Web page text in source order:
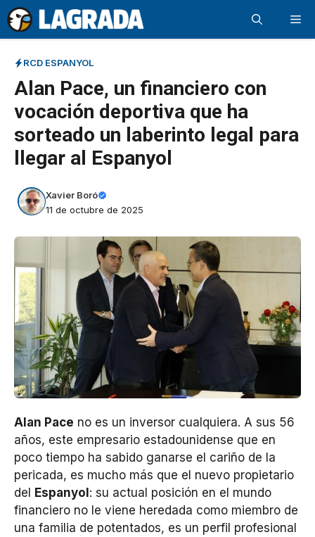
Saltar
al
contenido
RCD ESPANYOL
Alan Pace, un financiero con
vocación deportiva que ha
sorteado un laberinto legal para
llegar al Espanyol
Xavier Boró
11 de octubre de 2025
Alan Pace no es un inversor cualquiera. A sus 56
años, este empresario estadounidense que en
poco tiempo ha sabido ganarse el cariño de la
pericada, es mucho más que el nuevo propietario
del Espanyol: su actual posición en el mundo
financiero no le viene heredada como miembro de
una familia de potentados, es un perfil profesional